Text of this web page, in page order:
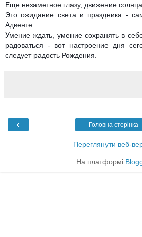
Еще незаметное глазу, движение
Это ожидание света и праздника -
Адвенте.
Умение ждать, умение сохранять в
радоваться - вот настроение дня
следует радость Рождения.
‹ Головна сторінка
Переглянути веб-
На платформі